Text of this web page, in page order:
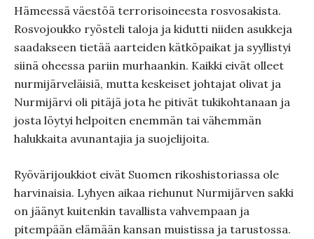
Hämeessä väestöä terrorisoineesta rosvosakista.
Rosvojoukko ryösteli taloja ja kidutti niiden asukkeja
saadakseen tietää aarteiden kätköpaikat ja syyllistyi
siinä oheessa pariin murhaankin. Kaikki eivät olleet
nurmijärveläisiä, mutta keskeiset johtajat olivat ja
Nurmijärvi oli pitäjä jota he pitivät tukikohtanaan ja
josta löytyi helpoiten enemmän tai vähemmän
halukkaita avunantajia ja suojelijoita.
Ryövärijoukkiot eivät Suomen rikoshistoriassa ole
harvinaisia. Lyhyen aikaa riehunut Nurmijärven sakki
on jäänyt kuitenkin tavallista vahvempaan ja
pitempään elämään kansan muistissa ja tarustossa.